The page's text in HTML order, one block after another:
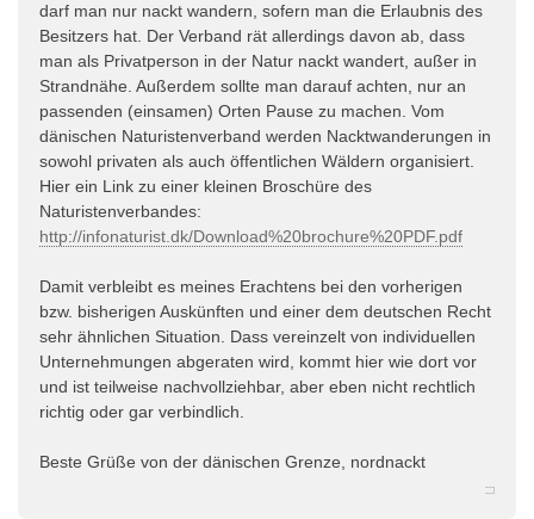
darf man nur nackt wandern, sofern man die Erlaubnis des
Besitzers hat. Der Verband rät allerdings davon ab, dass
man als Privatperson in der Natur nackt wandert, außer in
Strandnähe. Außerdem sollte man darauf achten, nur an
passenden (einsamen) Orten Pause zu machen. Vom
dänischen Naturistenverband werden Nacktwanderungen in
sowohl privaten als auch öffentlichen Wäldern organisiert.
Hier ein Link zu einer kleinen Broschüre des
Naturistenverbandes:
http://infonaturist.dk/Download%20brochure%20PDF.pdf
Damit verbleibt es meines Erachtens bei den vorherigen
bzw. bisherigen Auskünften und einer dem deutschen Recht
sehr ähnlichen Situation. Dass vereinzelt von individuellen
Unternehmungen abgeraten wird, kommt hier wie dort vor
und ist teilweise nachvollziehbar, aber eben nicht rechtlich
richtig oder gar verbindlich.
Beste Grüße von der dänischen Grenze, nordnackt